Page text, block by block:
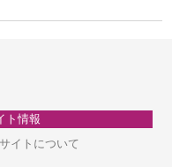
ト情報
イトについて